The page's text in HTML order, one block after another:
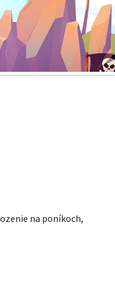
na poníkoch,